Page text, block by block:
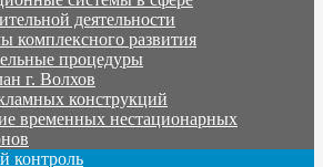
деятельности
комплексного развития
процедуры
г. Волхов
конструкций
временных нестационарных
контроль